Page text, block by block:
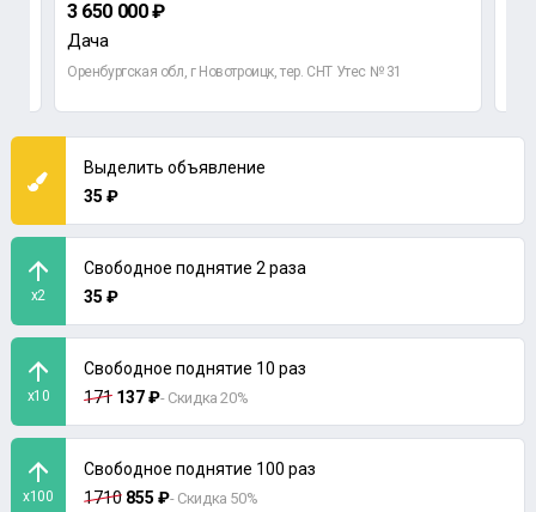
3 650 000 ₽
Дача
Оренбургская обл, г Новотроицк, тер. СНТ Утес № 31
Выделить объявление
35 ₽
x2
Свободное поднятие 2 раза
35 ₽
x10
Свободное поднятие 10 раз
171 137 ₽- Скидка 20%
x100
Свободное поднятие 100 раз
1710 855 ₽- Скидка 50%